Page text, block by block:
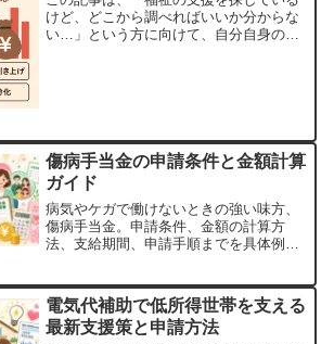
けど、どこから調べればいいか分からな
い…」という方に向けて、自分自身の経
費自己...
傷病手当金の申請条件と金額計算
ガイド
病気やケガで働けないときの強い味方、
傷病手当金。申請条件、金額の計算方
法、支給期間、申請手順までを具体例と
電気代補助で低所得世帯を支える
最新支援策と申請方法